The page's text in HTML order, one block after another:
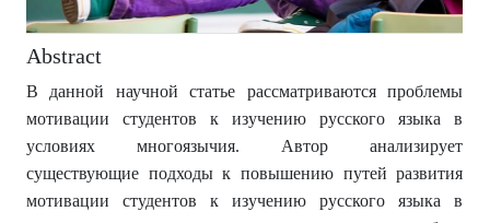
Abstract
В данной научной статье рассматриваются проблемы
мотивации студентов к изучению русского языка в
условиях многоязычия. Автор анализирует
существующие подходы к повышению путей развития
мотивации студентов к изучению русского языка в